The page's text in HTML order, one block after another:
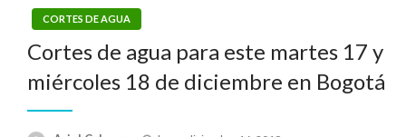
CORTES DE AGUA
Cortes de agua para este martes 17 y
miércoles 18 de diciembre en Bogotá